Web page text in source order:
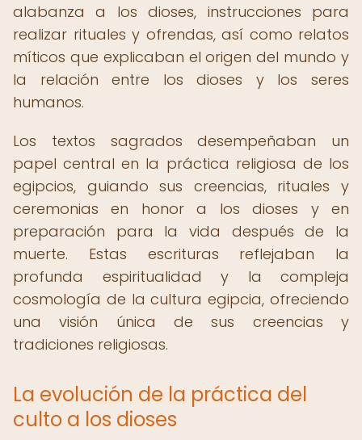
alabanza a los dioses, instrucciones para
realizar rituales y ofrendas, así como relatos
míticos que explicaban el origen del mundo y
la relación entre los dioses y los seres
humanos.
Los textos sagrados desempeñaban un
papel central en la práctica religiosa de los
egipcios, guiando sus creencias, rituales y
ceremonias en honor a los dioses y en
preparación para la vida después de la
muerte. Estas escrituras reflejaban la
profunda espiritualidad y la compleja
cosmología de la cultura egipcia, ofreciendo
una visión única de sus creencias y
tradiciones religiosas.
La evolución de la práctica del
culto a los dioses